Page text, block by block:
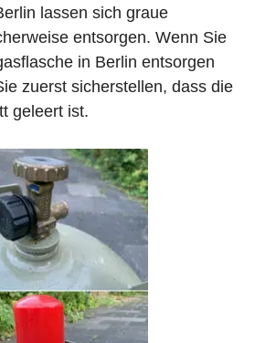
lassen sich graue
entsorgen. Wenn Sie
in Berlin entsorgen
zuerst sicherstellen, dass die
geleert ist.